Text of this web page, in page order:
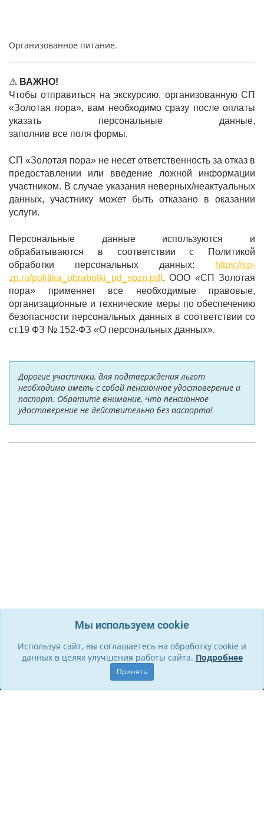
Организованное питание.
⚠ ВАЖНО!
Чтобы отправиться на экскурсию, организованную СП
«Золотая пора», вам необходимо сразу после оплаты
указать персональные данные,
заполнив все поля формы.
СП «Золотая пора» не несет ответственность за отказ в
предоставлении или введение ложной информации
участником. В случае указания неверных/неактуальных
данных, участнику может быть отказано в оказании
услуги.
Персональные данные используются и
обрабатываются в соответствии с Политикой
обработки персональных данных:
https://sp-
zp.ru/politika_obrabotki_pd_spzp.pdf. ООО «СП Золотая
пора» применяет все необходимые правовые,
организационные и технические меры по обеспечению
безопасности персональных данных в соответствии со
ст.19 ФЗ № 152-ФЗ «О персональных данных».
Дорогие участники, для подтверждения льгот
необходимо иметь с собой пенсионное удостоверение и
паспорт. Обратите внимание, что пенсионное
удостоверение не действительно без паспорта!
Мы используем cookie
Используя сайт, вы соглашаетесь на обработку cookie и
данных в целях улучшения работы сайта. Подробнее
Принять